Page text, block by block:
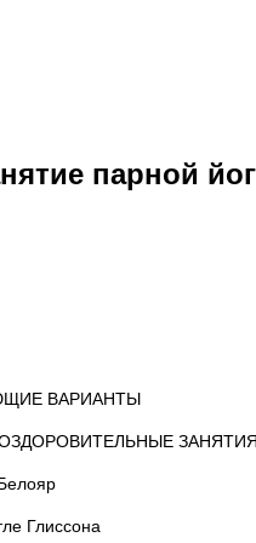
парной
ВАРИАНТЫ
Глиссона